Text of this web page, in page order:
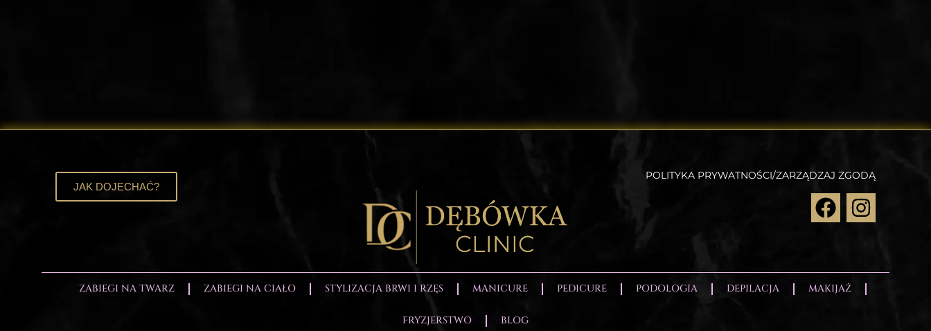
JAK DOJECHAĆ?
POLITYKA PRYWATNOŚCI/ZARZĄDZAJ ZGODĄ
ZABIEGI NA TWARZ ZABIEGI NA CIAŁO STYLIZACJA BRWI I RZĘS MANICURE PEDICURE PODOLOGIA DEPILACJA MAKIJAŻ
FRYZJERSTWO BLOG